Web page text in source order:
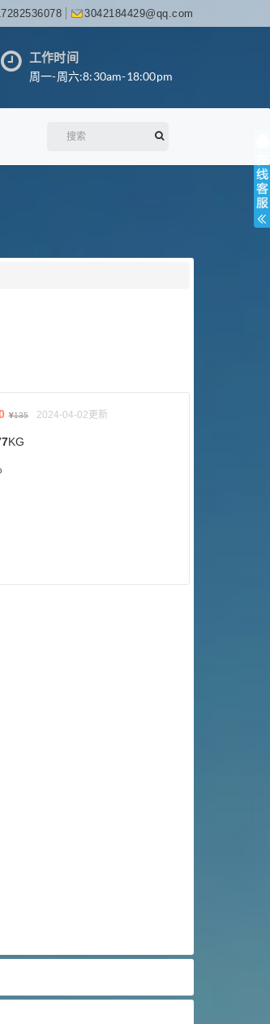
3042184429@qq.com
工作时间
周一-周六:8:30am-18:00pm
¥135 2024-04-02更新
KG